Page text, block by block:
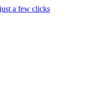
a few clicks